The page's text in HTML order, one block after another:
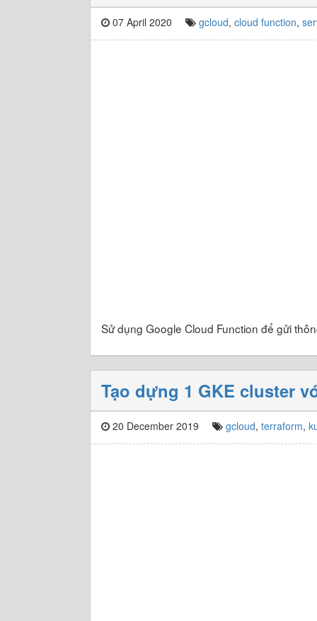
07 April 2020 gcloud, cloud function,
Sử dụng Google Cloud Function để gửi
Tạo dựng 1 GKE cluster
20 December 2019 gcloud, terraform,